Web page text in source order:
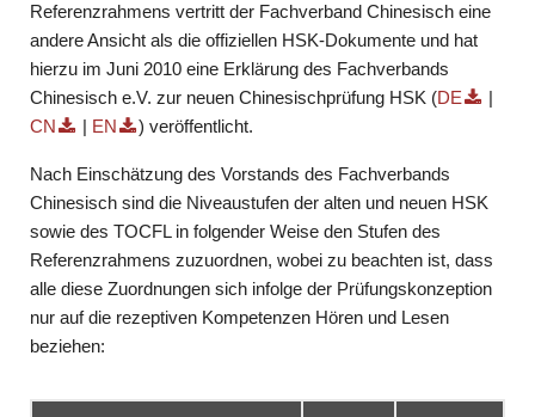
Referenzrahmens vertritt der Fachverband Chinesisch eine
andere Ansicht als die offiziellen HSK-Dokumente und hat
hierzu im Juni 2010 eine Erklärung des Fachverbands
Chinesisch e.V. zur neuen Chinesischprüfung HSK (DE
|
CN
| EN ) veröffentlicht.
Nach Einschätzung des Vorstands des Fachverbands
Chinesisch sind die Niveaustufen der alten und neuen HSK
sowie des TOCFL in folgender Weise den Stufen des
Referenzrahmens zuzuordnen, wobei zu beachten ist, dass
alle diese Zuordnungen sich infolge der Prüfungskonzeption
nur auf die rezeptiven Kompetenzen Hören und Lesen
beziehen: